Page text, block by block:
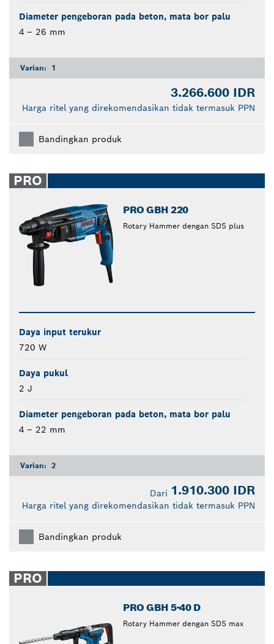
Diameter pengeboran pada beton, mata bor palu
4 – 26 mm
Varian: 1
3.266.600 IDR
Harga ritel yang direkomendasikan tidak termasuk PPN
Bandingkan produk
PRO
PRO GBH 220
Rotary Hammer dengan SDS plus
Daya input terukur
720 W
Daya pukul
2 J
Diameter pengeboran pada beton, mata bor palu
4 – 22 mm
Varian: 2
Dari 1.910.300 IDR
Harga ritel yang direkomendasikan tidak termasuk PPN
Bandingkan produk
PRO
PRO GBH 5-40 D
Rotary Hammer dengan SDS max